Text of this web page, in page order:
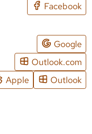
Facebook
Google
Outlook.com
Apple
Outlook